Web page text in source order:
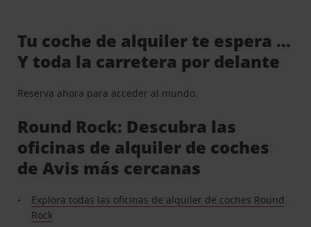
Tu coche de alquiler te espera …
Y toda la carretera por delante
Reserva ahora para acceder al mundo.
Round Rock: Descubra las
oficinas de alquiler de coches
de Avis más cercanas
Explora todas las oficinas de alquiler de coches Round
Rock